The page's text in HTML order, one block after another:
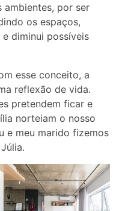
por ser
os espaços,
diminui possíveis
esse conceito, a
reflexão de vida.
pretendem ficar e
norteiam o nosso
e meu marido fizemos